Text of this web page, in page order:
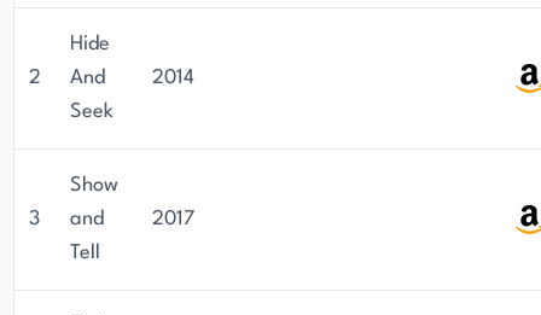
Sisters in Crime und International Thriller Writers
hält Shojai auch Vorträge auf Tierärzte- und
Autorenkonferenzen. Ihre Karriere umfasst
2
Hide
And
Seek
2014
3
Show
and
Tell
2017